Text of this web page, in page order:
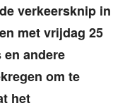
verkeersknip in
met vrijdag 25
andere
om te
het